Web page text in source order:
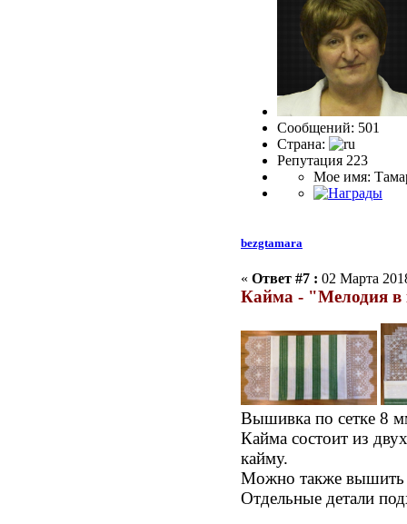
Сообщений: 501
Страна:
Репутация 223
Мое имя:
bezgtamara
« Ответ #7 : 02 Марта
Кайма - "Мелодия в
Вышивка по сетке 8
Кайма состоит из
кайму.
Можно также вышить
Отдельные детали